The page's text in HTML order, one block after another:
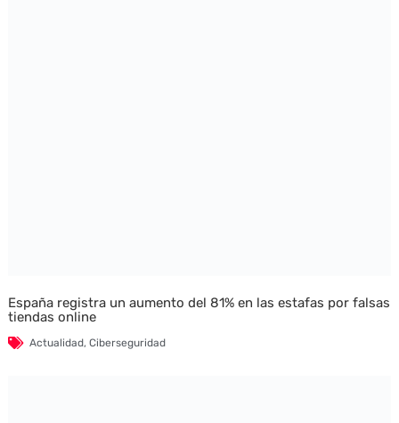
España registra un aumento del 81% en las estafas por falsas
tiendas online
Actualidad, Ciberseguridad